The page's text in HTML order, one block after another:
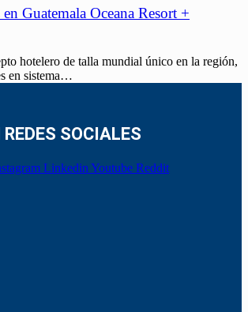
Guatemala Oceana Resort +
hotelero de talla mundial único en la región,
en sistema…
SOCIALES
Linkedin Youtube Reddit